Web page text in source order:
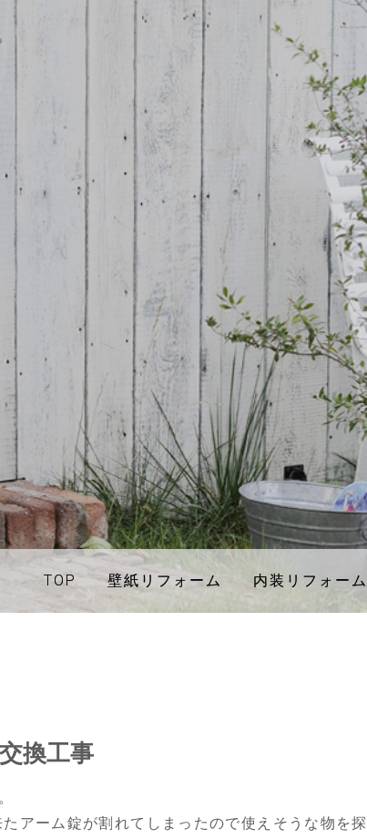
換工事
アーム錠が割れてしまったので使えそうな物を探
TOP 壁紙リフォーム 内装リフォーム
TOP 壁紙リフォーム 内装リフォーム